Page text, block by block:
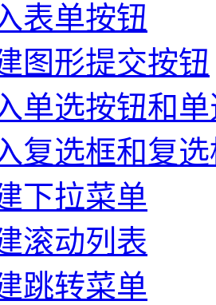
表单按钮
图形提交按钮
单选按钮和
复选框和复
下拉菜单
滚动列表
跳转菜单